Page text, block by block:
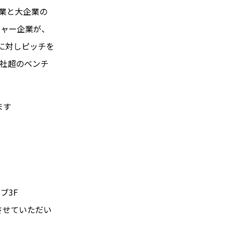
と大企業の
ー企業が、
対しピッチを
超のベンチ
す
3F
ていただい